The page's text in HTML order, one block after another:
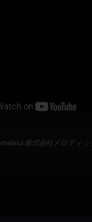
melalui 株式会社メロディ